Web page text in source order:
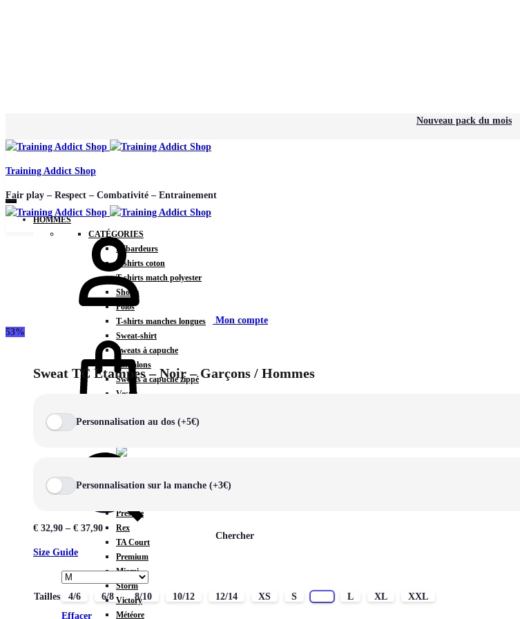
Nouveau pack du mois
Training Addict Shop
Fair play – Respect – Combativité – Entrainement
HOMMES
CATÉGORIES
Débardeurs
T-shirts coton
T-shirts match polyester
Shorts
Polos
T-shirts manches longues
Sweat-shirt
Sweats à capuche
Pantalons
Sweats à capuche zippé
Vestes
Prestige
Rex
TA Court
Premium
Miami
Storm
Victory
Météore
Mon compte
Chercher
53%
Sweat TC Etampes – Noir – Garçons / Hommes
Personnalisation au dos (+5€)
Personnalisation sur la manche (+3€)
€ 32,90 – € 37,90
Size Guide
Tailles 4/6 6/8 8/10 10/12 12/14 XS S L XL
XXL
Effacer